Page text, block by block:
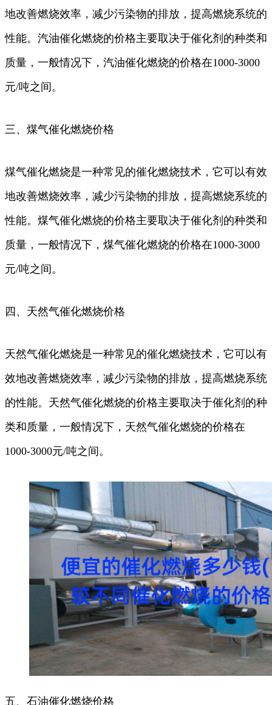
地改善燃烧效率，减少污染物的排放，提高燃烧系统的
性能。汽油催化燃烧的价格主要取决于催化剂的种类和
质量，一般情况下，汽油催化燃烧的价格在1000-3000
元/吨之间。
三、煤气催化燃烧价格
煤气催化燃烧是一种常见的催化燃烧技术，它可以有效
地改善燃烧效率，减少污染物的排放，提高燃烧系统的
性能。煤气催化燃烧的价格主要取决于催化剂的种类和
质量，一般情况下，煤气催化燃烧的价格在1000-3000
元/吨之间。
四、天然气催化燃烧价格
天然气催化燃烧是一种常见的催化燃烧技术，它可以有
效地改善燃烧效率，减少污染物的排放，提高燃烧系统
的性能。天然气催化燃烧的价格主要取决于催化剂的种
类和质量，一般情况下，天然气催化燃烧的价格在
1000-3000元/吨之间。
五、石油催化燃烧价格